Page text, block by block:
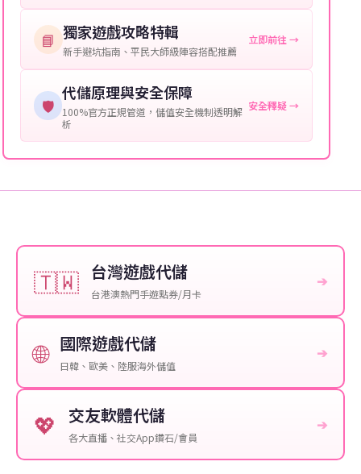
保您盡享遊戲樂趣！
📘 獨家遊戲攻略特輯
新手避坑指南、平民大師級陣容搭配推薦
立即前往 →
🛡️
代儲原理與安全保障
100%官方正規管道，儲值安全機制透明解
析
安全釋疑 →
🇹🇼 台灣遊戲代儲
台港澳熱門手遊點券/月卡
➔
🌐 國際遊戲代儲
日韓、歐美、陸服海外儲值
➔
💖 交友軟體代儲
各大直播、社交App鑽石/會員
➔